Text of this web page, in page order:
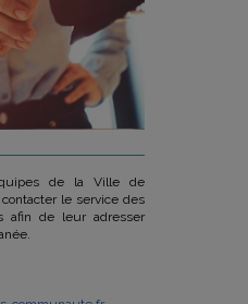
de la Ville de
le service des
afin de leur adresser